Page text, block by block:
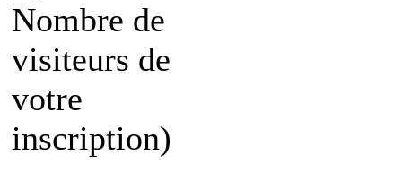
Nombre de
visiteurs de
votre
inscription)